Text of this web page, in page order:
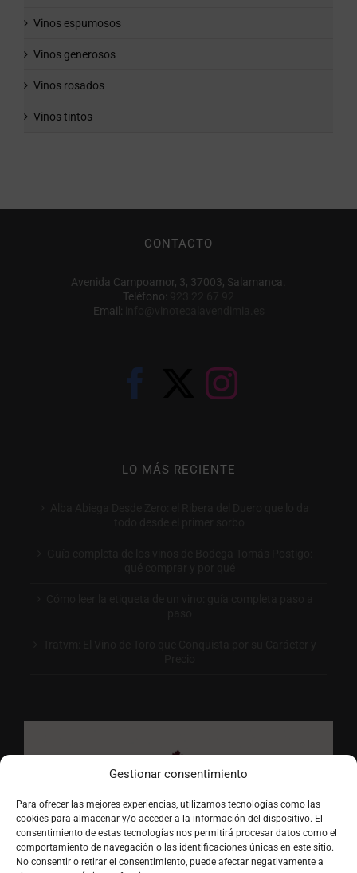
Gestionar consentimiento
Para ofrecer las mejores experiencias, utilizamos tecnologías como las
cookies para almacenar y/o acceder a la información del dispositivo. El
consentimiento de estas tecnologías nos permitirá procesar datos como el
comportamiento de navegación o las identificaciones únicas en este sitio.
No consentir o retirar el consentimiento, puede afectar negativamente a
Vinos espumosos
Vinos generosos
Vinos rosados
Vinos tintos
CONTACTO
Avenida Campoamor, 3, 37003, Salamanca.
Teléfono:
Email:
LO MÁS RECIENTE